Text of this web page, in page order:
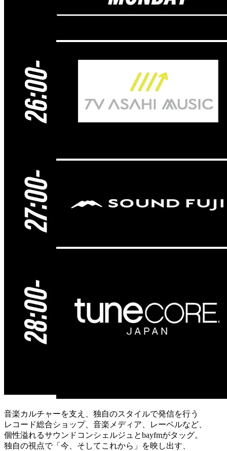
音楽カルチャーを支え、独自のスタイルで発信を行う
レコード総合ショップ、音楽メディア、レーベルなど、
個性溢れるサウンドコンシェルジュとbayfmがタッグ。
独自の視点で「今、そしてこれから」を映し出す、